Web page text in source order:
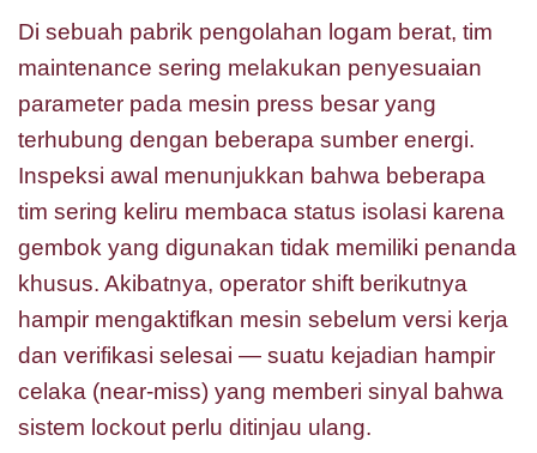
Di sebuah pabrik pengolahan logam berat, tim
maintenance sering melakukan penyesuaian
parameter pada mesin press besar yang
terhubung dengan beberapa sumber energi.
Inspeksi awal menunjukkan bahwa beberapa
tim sering keliru membaca status isolasi karena
gembok yang digunakan tidak memiliki penanda
khusus. Akibatnya, operator shift berikutnya
hampir mengaktifkan mesin sebelum versi kerja
dan verifikasi selesai — suatu kejadian hampir
celaka (near-miss) yang memberi sinyal bahwa
sistem lockout perlu ditinjau ulang.